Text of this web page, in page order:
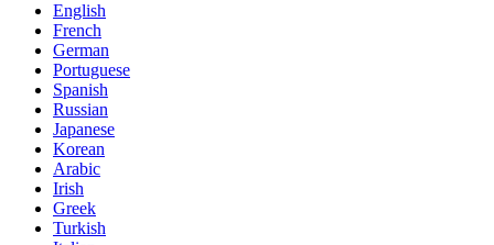
English
French
German
Portuguese
Spanish
Russian
Japanese
Korean
Arabic
Irish
Greek
Turkish